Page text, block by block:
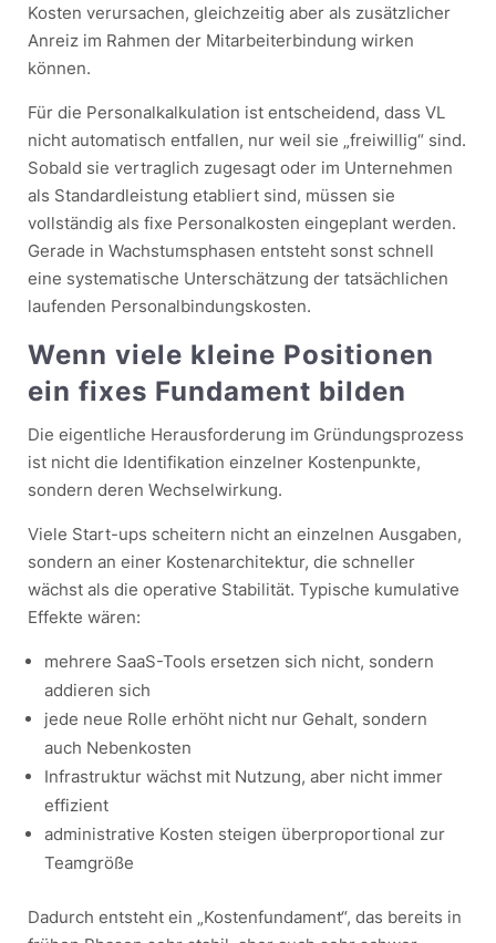
Kosten verursachen, gleichzeitig aber als zusätzlicher
Anreiz im Rahmen der Mitarbeiterbindung wirken
können.
Für die Personalkalkulation ist entscheidend, dass VL
nicht automatisch entfallen, nur weil sie „freiwillig“ sind.
Sobald sie vertraglich zugesagt oder im Unternehmen
als Standardleistung etabliert sind, müssen sie
vollständig als fixe Personalkosten eingeplant werden.
Gerade in Wachstumsphasen entsteht sonst schnell
eine systematische Unterschätzung der tatsächlichen
laufenden Personalbindungskosten.
Wenn viele kleine Positionen
ein fixes Fundament bilden
Die eigentliche Herausforderung im Gründungsprozess
ist nicht die Identifikation einzelner Kostenpunkte,
sondern deren Wechselwirkung.
Viele Start-ups scheitern nicht an einzelnen Ausgaben,
sondern an einer Kostenarchitektur, die schneller
wächst als die operative Stabilität. Typische kumulative
Effekte wären:
mehrere SaaS-Tools ersetzen sich nicht, sondern
addieren sich
jede neue Rolle erhöht nicht nur Gehalt, sondern
auch Nebenkosten
Infrastruktur wächst mit Nutzung, aber nicht immer
effizient
administrative Kosten steigen überproportional zur
Teamgröße
Dadurch entsteht ein „Kostenfundament“, das bereits in